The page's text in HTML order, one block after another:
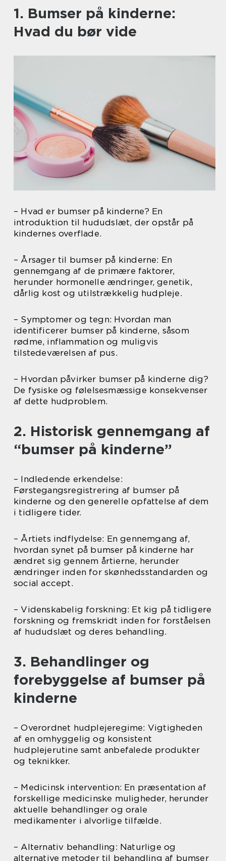
1. Bumser på kinderne:
Hvad du bør vide
– Hvad er bumser på kinderne? En
introduktion til hududslæt, der opstår på
kindernes overflade.
– Årsager til bumser på kinderne: En
gennemgang af de primære faktorer,
herunder hormonelle ændringer, genetik,
dårlig kost og utilstrækkelig hudpleje.
– Symptomer og tegn: Hvordan man
identificerer bumser på kinderne, såsom
rødme, inflammation og muligvis
tilstedeværelsen af pus.
– Hvordan påvirker bumser på kinderne dig?
De fysiske og følelsesmæssige konsekvenser
af dette hudproblem.
2. Historisk gennemgang af
“bumser på kinderne”
– Indledende erkendelse:
Førstegangsregistrering af bumser på
kinderne og den generelle opfattelse af dem
i tidligere tider.
– Årtiets indflydelse: En gennemgang af,
hvordan synet på bumser på kinderne har
ændret sig gennem årtierne, herunder
ændringer inden for skønhedsstandarden og
social accept.
– Videnskabelig forskning: Et kig på tidligere
forskning og fremskridt inden for forståelsen
af hududslæt og deres behandling.
3. Behandlinger og
forebyggelse af bumser på
kinderne
– Overordnet hudplejeregime: Vigtigheden
af en omhyggelig og konsistent
hudplejerutine samt anbefalede produkter
og teknikker.
– Medicinsk intervention: En præsentation af
forskellige medicinske muligheder, herunder
aktuelle behandlinger og orale
medikamenter i alvorlige tilfælde.
– Alternativ behandling: Naturlige og
alternative metoder til behandling af bumser